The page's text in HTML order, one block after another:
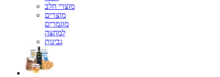
מוצרי חלב
מוצרים
מוגמרים
למחצה
גבינות